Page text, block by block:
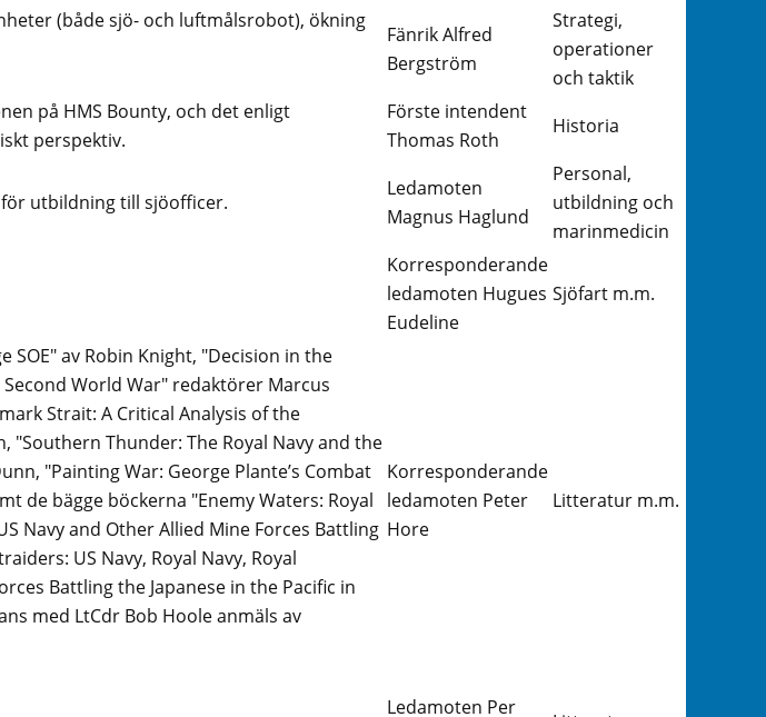
(både sjö- och luftmålsrobot), ökning
Fänrik Alfred
Bergström
Strategi,
operationer
och taktik
på HMS Bounty, och det enligt
perspektiv.
Förste intendent
Thomas Roth
Historia
utbildning till sjöofficer.
Ledamoten
Magnus Haglund
Personal,
utbildning och
marinmedicin
Korresponderande
ledamoten Hugues
Eudeline
Sjöfart m.m.
SOE" av Robin Knight, "Decision in the
World War" redaktörer Marcus
Strait: A Critical Analysis of the
"Southern Thunder: The Royal Navy and the
"Painting War: George Plante’s Combat
de bägge böckerna "Enemy Waters: Royal
Navy and Other Allied Mine Forces Battling
US Navy, Royal Navy, Royal
Battling the Japanese in the Pacific in
med LtCdr Bob Hoole anmäls av
Korresponderande
ledamoten Peter
Hore
Litteratur m.m.
Ledamoten Per